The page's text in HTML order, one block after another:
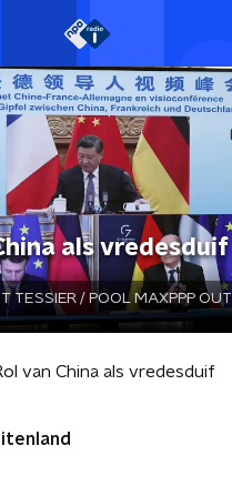
als vredesduif
TESSIER / POOL MAXPPP OUT
van China als vredesduif